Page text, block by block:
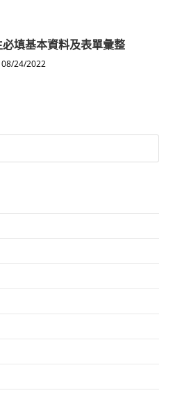
填基本資料及表單彙整
08/24/2022